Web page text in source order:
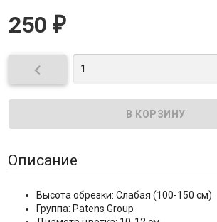
250 ₽

Описание
Высота обрезки: Слабая (100-150 см)
Группа: Patens Group